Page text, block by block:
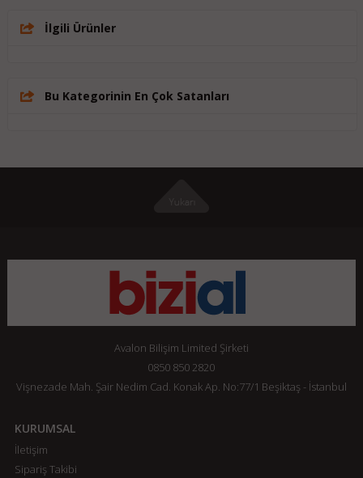
İlgili Ürünler
Bu Kategorinin En Çok Satanları
Avalon Bilişim Limited Şirketi
0850 850 2820
Vişnezade Mah. Şair Nedim Cad. Konak Ap. No:77/1 Beşiktaş - İstanbul
KURUMSAL
İletişim
Sipariş Takibi